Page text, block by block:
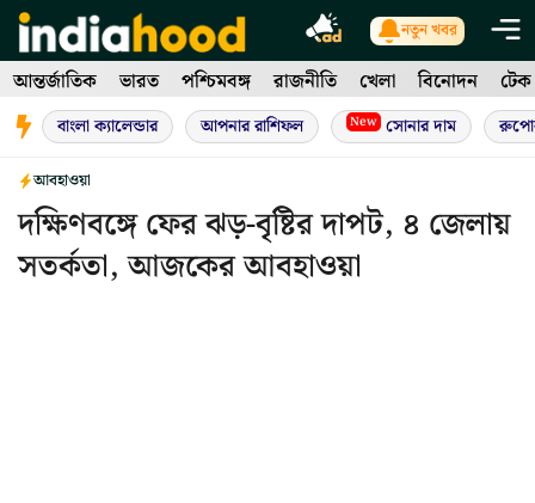
Skip
to
content
নতুন খবর
আন্তর্জাতিক ভারত পশ্চিমবঙ্গ রাজনীতি খেলা বিনোদন টেক
বাংলা ক্যালেন্ডার আপনার রাশিফল New সোনার দাম
আবহাওয়া
দক্ষিণবঙ্গে ফের ঝড়-বৃষ্টির দাপট, ৪ জেলায়
সতর্কতা, আজকের আবহাওয়া